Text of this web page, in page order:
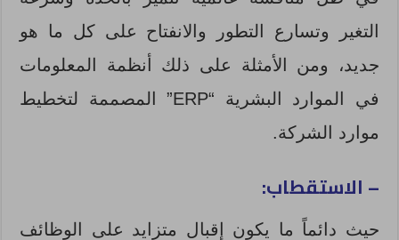
التغير وتسارع التطور والانفتاح على كل ما هو
جديد، ومن الأمثلة على ذلك أنظمة المعلومات
في الموارد البشرية “ERP” المصممة لتخطيط
موارد الشركة.
– الاستقطاب:
حيث دائماً ما يكون إقبال متزايد على الوظائف